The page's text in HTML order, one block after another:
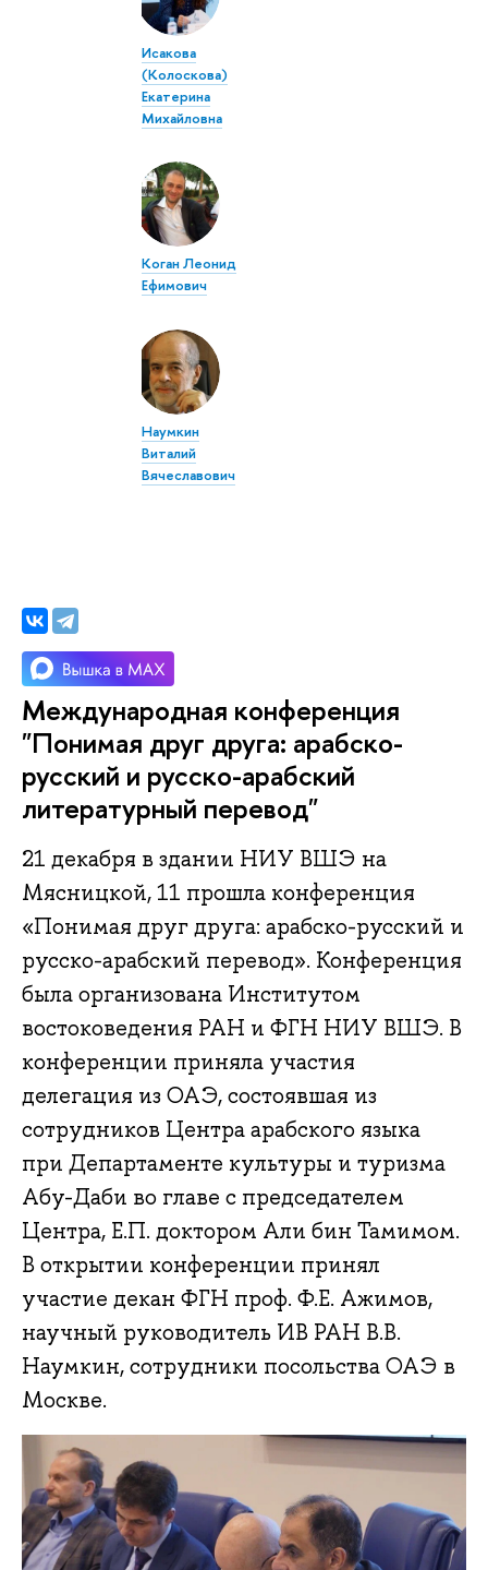
Международная конференция
"Понимая друг друга: арабско-
русский и русско-арабский
литературный перевод"
21 декабря в здании НИУ ВШЭ на
Мясницкой, 11 прошла конференция
«Понимая друг друга: арабско-русский и
русско-арабский перевод». Конференция
была организована Институтом
востоковедения РАН и ФГН НИУ ВШЭ. В
конференции приняла участия
делегация из ОАЭ, состоявшая из
сотрудников Центра арабского языка
при Департаменте культуры и туризма
Абу-Даби во главе с председателем
Центра, Е.П. доктором Али бин Тамимом.
В открытии конференции принял
участие декан ФГН проф. Ф.Е. Ажимов,
научный руководитель ИВ РАН В.В.
Наумкин, сотрудники посольства ОАЭ в
Москве.
Исакова
(Колоскова)
Екатерина
Михайловна
Коган Леонид
Ефимович
Наумкин
Виталий
Вячеславович